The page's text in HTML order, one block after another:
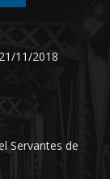
11/2018
Servantes de